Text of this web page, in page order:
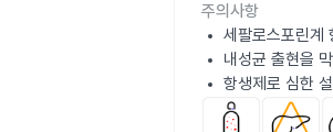
주의사항
세팔로스포린계
내성균 출현을
항생제로 심한